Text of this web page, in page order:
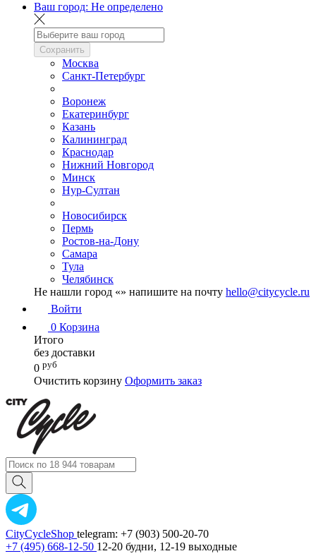
Ваш город: Не определено
Сохранить
Москва
Санкт-Петербург
Воронеж
Екатеринбург
Казань
Калининград
Краснодар
Нижний Новгород
Минск
Нур-Султан
Новосибирск
Пермь
Ростов-на-Дону
Самара
Тула
Челябинск
Не нашли город «» напишите на почту hello@citycycle.ru
Войти
0 Корзина
Итого
без доставки
0 руб
Очистить корзину Оформить заказ
CityCycleShop telegram: +7 (903) 500-20-70
+7 (495) 668-12-50 12-20 будни, 12-19 выходные